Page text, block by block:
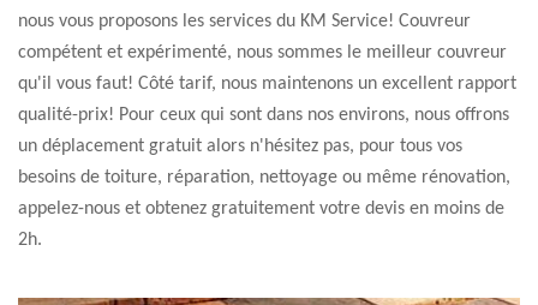
nous vous proposons les services du KM Service! Couvreur
compétent et expérimenté, nous sommes le meilleur couvreur
qu'il vous faut! Côté tarif, nous maintenons un excellent rapport
qualité-prix! Pour ceux qui sont dans nos environs, nous offrons
un déplacement gratuit alors n'hésitez pas, pour tous vos
besoins de toiture, réparation, nettoyage ou même rénovation,
appelez-nous et obtenez gratuitement votre devis en moins de
2h.